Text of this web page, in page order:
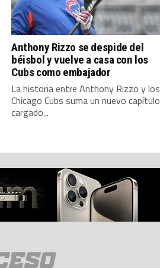
Anthony Rizzo se despide del
béisbol y vuelve a casa con los
Cubs como embajador
La historia entre Anthony Rizzo y los
Chicago Cubs suma un nuevo capítulo
cargado...